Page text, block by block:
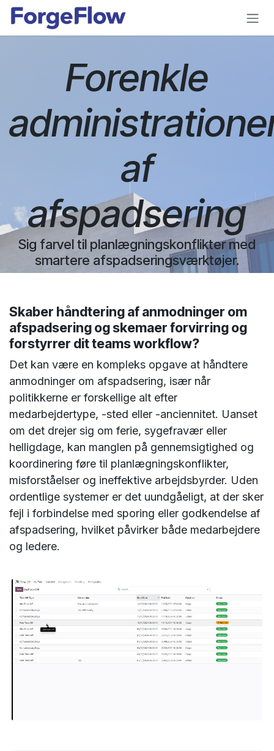
Gå til indhold
Forenkle
af
afspadsering​
Sig farvel til planlægningskonflikter med
smartere afspadseringsværktøjer.
Skaber håndtering af anmodninger om
afspadsering og skemaer forvirring og
forstyrrer dit teams workflow?
Det kan være en kompleks opgave at håndtere
anmodninger om afspadsering, især når
politikkerne er forskellige alt efter
medarbejdertype, -sted eller -anciennitet. Uanset
om det drejer sig om ferie, sygefravær eller
helligdage, kan manglen på gennemsigtighed og
koordinering føre til planlægningskonflikter,
misforståelser og ineffektive arbejdsbyrder. Uden
ordentlige systemer er det uundgåeligt, at der sker
fejl i forbindelse med sporing eller godkendelse af
afspadsering, hvilket påvirker både medarbejdere
og ledere.